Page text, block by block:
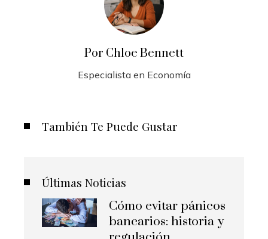
Por Chloe Bennett
Especialista en Economía
También Te Puede Gustar
Últimas Noticias
Cómo evitar pánicos
bancarios: historia y